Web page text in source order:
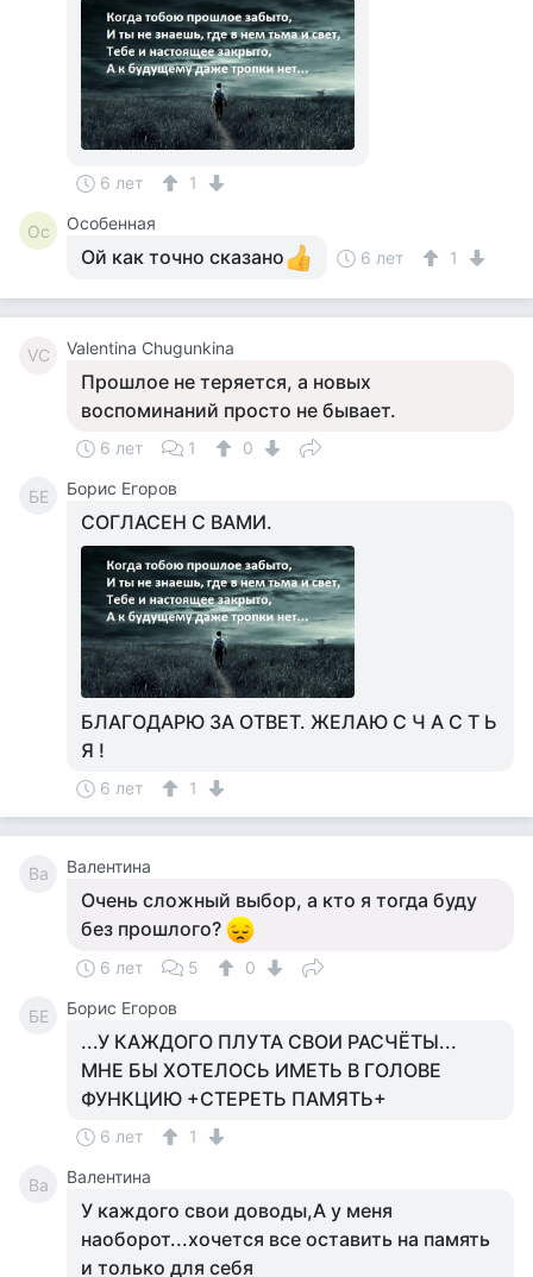
6 лет 1
Ос Особенная
Ой как точно сказано 6 лет 1
VC Valentina Chugunkina
Прошлое не теряется, а новых
воспоминаний просто не бывает.
6 лет 1 0
БЕ Борис Егоров
СОГЛАСЕН С ВАМИ.
БЛАГОДАРЮ ЗА ОТВЕТ. ЖЕЛАЮ С Ч А С Т Ь
Я !
6 лет 1
Ва Валентина
Очень сложный выбор, а кто я тогда буду
без прошлого?
6 лет 5 0
БЕ Борис Егоров
...У КАЖДОГО ПЛУТА СВОИ РАСЧЁТЫ...
МНЕ БЫ ХОТЕЛОСЬ ИМЕТЬ В ГОЛОВЕ
ФУНКЦИЮ +СТЕРЕТЬ ПАМЯТЬ+
6 лет 1
Ва Валентина
У каждого свои доводы,А у меня
наоборот...хочется все оставить на память
и только для себя